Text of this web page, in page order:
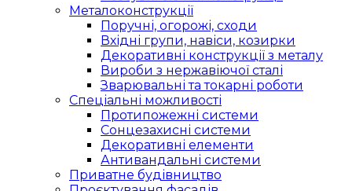
Металоконструкції
Поручні, огорожі, сходи
Вхідні групи, навіси, козирки
Декоративні конструкції з металу
Вироби з нержавіючої сталі
Зварювальні та токарні роботи
Спеціальні можливості
Протипожежні системи
Сонцезахисні системи
Декоративні елементи
Антивандальні системи
Приватне будівництво